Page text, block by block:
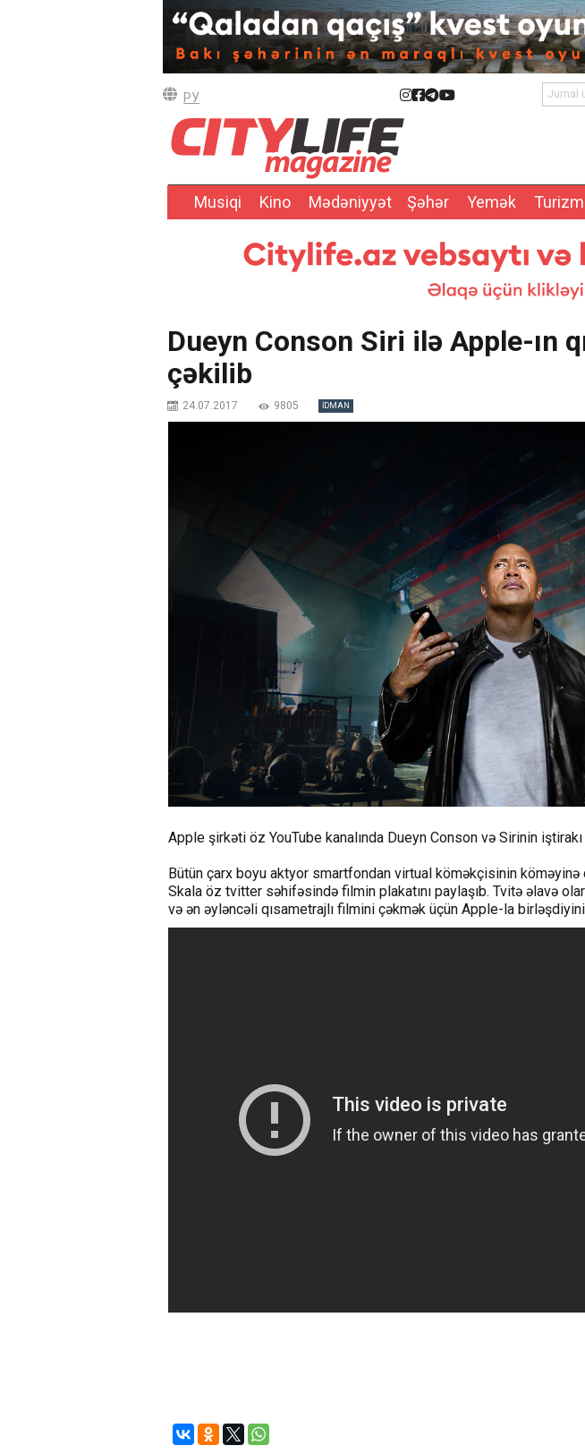
РУ
Musiqi Kino Mədəniyyət Şəhər Yemək Turizm
Dueyn Conson Siri ilə Apple-ın
çəkilib
24.07.2017 9805 İDMAN
Apple şirkəti öz YouTube kanalında Dueyn Conson və Sirinin
Bütün çarx boyu aktyor smartfondan virtual köməkçisinin köməyinə
Skala öz tvitter səhifəsində filmin plakatını paylaşıb. Tvitə əlavə
və ən əyləncəli qısametrajlı filmini çəkmək üçün Apple-la